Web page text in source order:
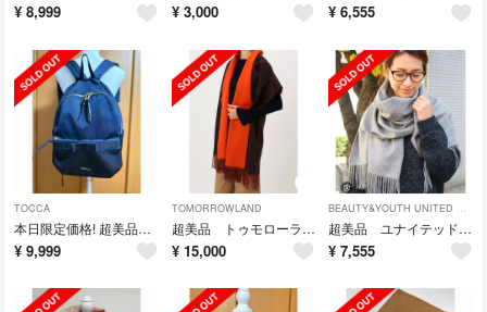
¥ 8,999 ¥ 3,000 ¥ 6,555
TOCCA
本日限定価格! 超美品 トッカ リボンリュック ネイビー
¥ 9,999
TOMORROWLAND
超美品 トゥモローランド ダブルフェイスカシミヤ100%大判マフラー
¥ 15,000
BEAUTY&YOUTH UNITED ARROWS
超美品 ユナイテッドアローズ カシミヤ100%大判マフラー グレー
¥ 7,555